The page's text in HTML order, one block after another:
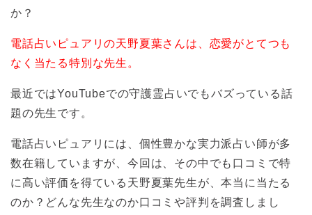
か？
電話占いピュアリの天野夏葉さんは、恋愛がとてつも
なく当たる特別な先生。
最近ではYouTubeでの守護霊占いでもバズっている話
題の先生です。
電話占いピュアリには、個性豊かな実力派占い師が多
数在籍していますが、今回は、その中でも口コミで特
に高い評価を得ている天野夏葉先生が、本当に当たる
のか？どんな先生なのか口コミや評判を調査しまし